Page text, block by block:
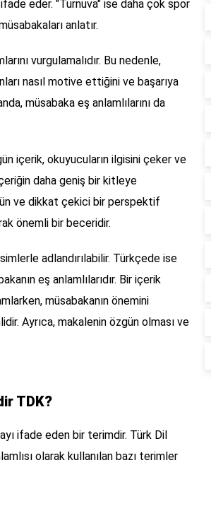
eder. "Turnuva" ise daha çok spor
anlatır.
vurgulamalıdır. Bu nedenle,
nasıl motive ettiğini ve başarıya
müsabaka eş anlamlılarını da
içerik, okuyucuların ilgisini çeker ve
daha geniş bir kitleye
ve dikkat çekici bir perspektif
önemli bir beceridir.
adlandırılabilir. Türkçede ise
eş anlamlılarıdır. Bir içerik
müsabakanın önemini
Ayrıca, makalenin özgün olması ve
TDK?
ifade eden bir terimdir. Türk Dil
olarak kullanılan bazı terimler